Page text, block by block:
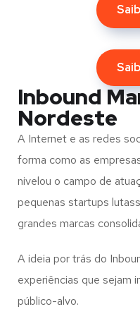
Inbound
Nordeste
A Internet e as redes
forma como as
nivelou o campo de
pequenas startups
grandes marcas
A ideia por trás do
experiências que sejam
público-alvo.